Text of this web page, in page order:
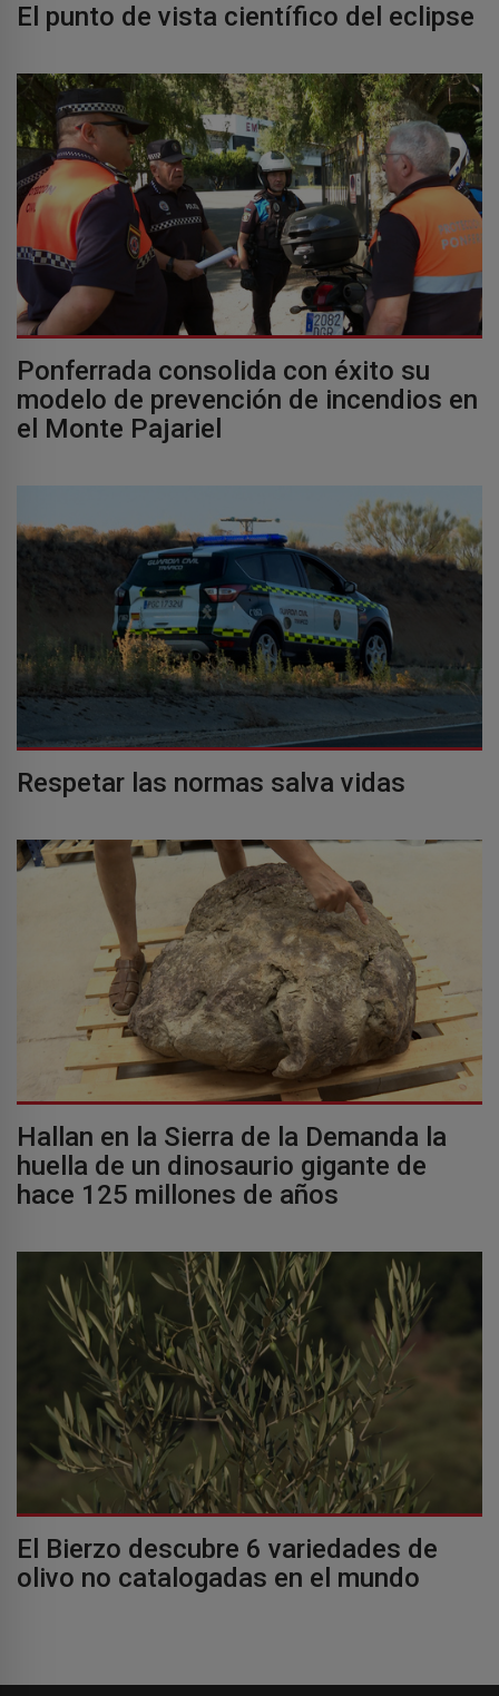
El punto de vista científico del eclipse
Ponferrada consolida con éxito su
modelo de prevención de incendios en
el Monte Pajariel
Respetar las normas salva vidas
Hallan en la Sierra de la Demanda la
huella de un dinosaurio gigante de
hace 125 millones de años
El Bierzo descubre 6 variedades de
olivo no catalogadas en el mundo